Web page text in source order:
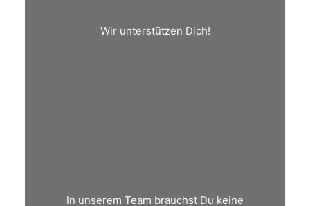
Wir unterstützen Dich!
In unserem Team brauchst Du keine